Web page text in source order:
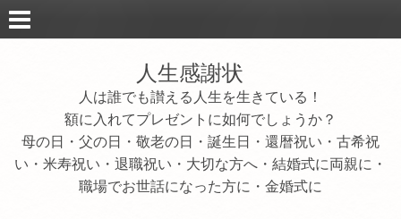
人生感謝状
人は誰でも讃える人生を生きている！
額に入れてプレゼントに如何でしょうか？
母の日・父の日・敬老の日・誕生日・還暦祝い・古希祝
い・米寿祝い・退職祝い・大切な方へ・結婚式に両親に・
職場でお世話になった方に・金婚式に